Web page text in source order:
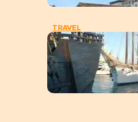
TRAVEL